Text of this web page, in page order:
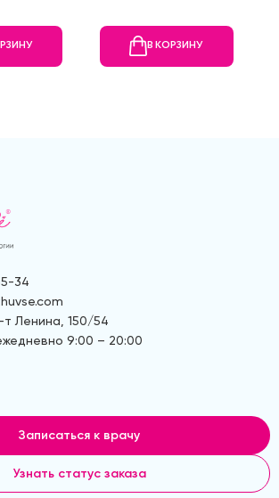
В КОРЗИНУ
34
Ленина, 150/54
9:00 – 20:00
Записаться к врачу
Узнать статус заказа